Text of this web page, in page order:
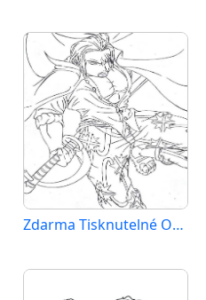
Zdarma Tisknutelné One Piece